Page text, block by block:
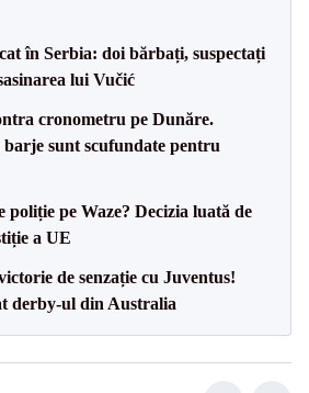
în Serbia: doi bărbați, suspectați
lui Vučić
cronometru pe Dunăre.
sunt scufundate pentru
poliție pe Waze? Decizia luată de
a UE
de senzație cu Juventus!
derby-ul din Australia